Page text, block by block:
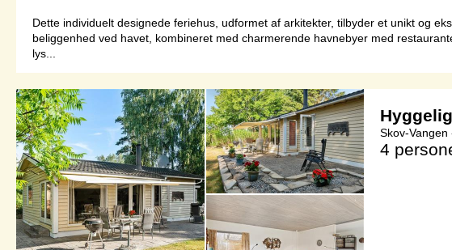
Dette individuelt designede feriehus, udformet af arkitekter, tilbyder et unikt og
beliggenhed ved havet, kombineret med charmerende havnebyer med
lys...
Skov-
4